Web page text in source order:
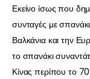
Εκείνο ίσως που
συνταγές με
Βαλκάνια και την
το σπανάκι
Κίνας περίπου το